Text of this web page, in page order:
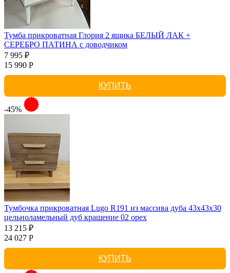
Тумба прикроватная Глория 2 ящика БЕЛЫЙ ЛАК +
СЕРЕБРО ПАТИНА с доводчиком
7 995 ₽
15 990 Р
КУПИТЬ
-45%
Тумбочка прикроватная Lugo R191 из массива дуба 43х43х30
цельноламельный дуб крашение 02 орех
13 215 ₽
24 027 Р
КУПИТЬ